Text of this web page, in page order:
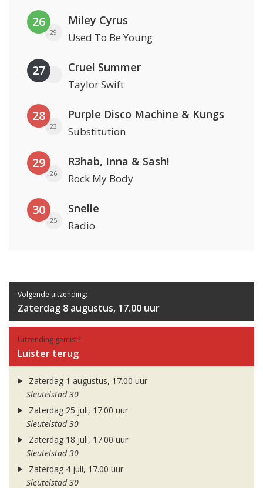
26
29
Miley Cyrus
Used To Be Young
27 Cruel Summer
Taylor Swift
28
23
Purple Disco Machine & Kungs
Substitution
29
26
R3hab, Inna & Sash!
Rock My Body
30
25
Snelle
Radio
Volgende uitzending:
Zaterdag 8 augustus, 17.00 uur
Uitzending gemist?
Luister terug
Zaterdag 1 augustus, 17.00 uur
Sleutelstad 30
Zaterdag 25 juli, 17.00 uur
Sleutelstad 30
Zaterdag 18 juli, 17.00 uur
Sleutelstad 30
Zaterdag 4 juli, 17.00 uur
Sleutelstad 30